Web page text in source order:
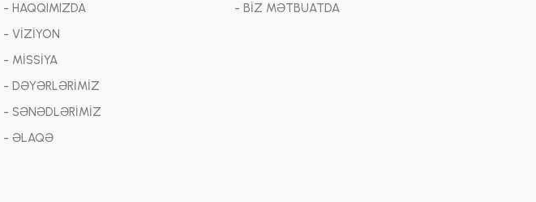
- HAQQIMIZDA
- VİZİYON
- MİSSİYA
- DƏYƏRLƏRİMİZ
- SƏNƏDLƏRİMİZ
- ƏLAQƏ
- BİZ MƏTBUATDA